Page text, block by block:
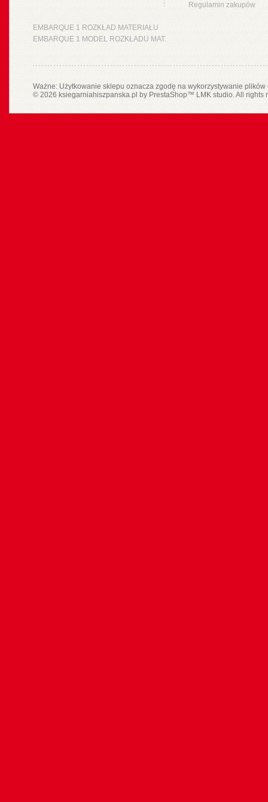
Regulamin zakupów
EMBARQUE 1 ROZKŁAD MATERIAŁU
EMBARQUE 1 MODEL ROZKŁADU MAT.
Ważne: Użytkowanie sklepu oznacza zgodę na wykorzystywanie
© 2026 ksiegarniahiszpanska.pl by PrestaShop™ LMK studio. All rights